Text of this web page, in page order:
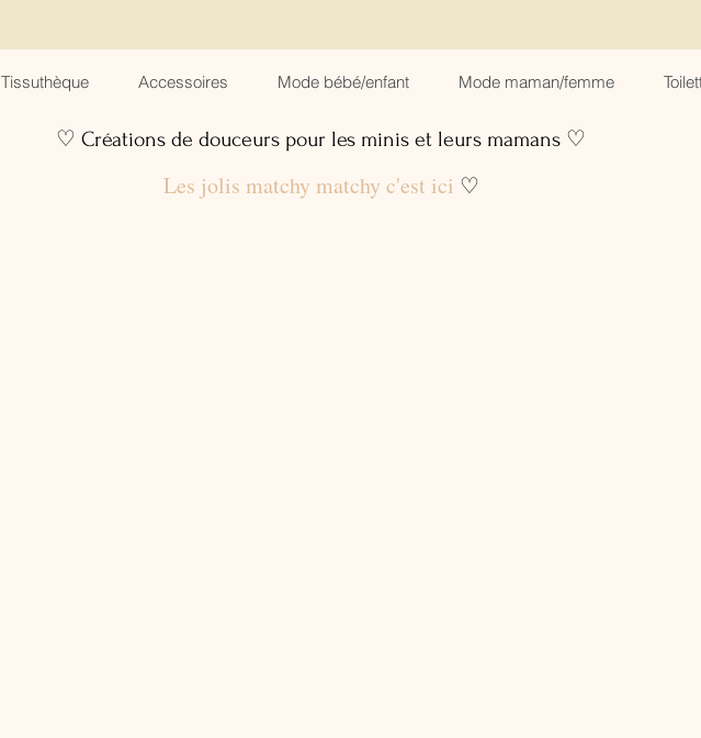
Tissuthèque Accessoires Mode bébé/enfant Mode maman/femme
♡ Créations de douceurs pour les minis et leurs mamans ♡
Les jolis matchy matchy c'est ici ♡